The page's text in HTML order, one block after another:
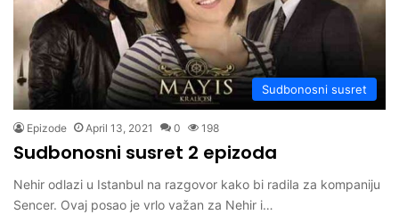
Sudbonosni susret
Epizode April 13, 2021 0 198
Sudbonosni susret 2 epizoda
Nehir odlazi u Istanbul na razgovor kako bi radila za kompaniju
Sencer. Ovaj posao je vrlo važan za Nehir i…